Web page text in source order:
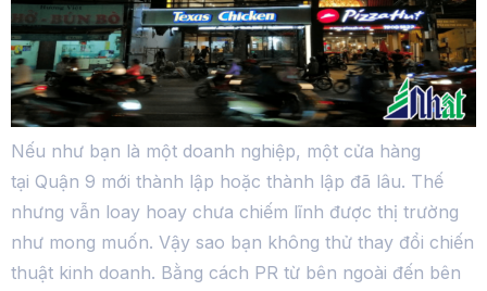
Nếu như bạn là một doanh nghiệp, một cửa hàng
tại Quận 9 mới thành lập hoặc thành lập đã lâu. Thế
nhưng vẫn loay hoay chưa chiếm lĩnh được thị trường
như mong muốn. Vậy sao bạn không thử thay đổi chiến
thuật kinh doanh. Bằng cách PR từ bên ngoài đến bên